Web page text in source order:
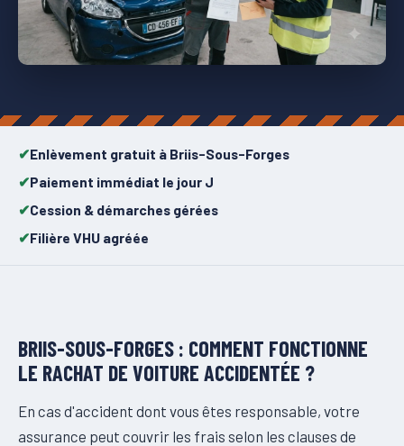
Enlèvement gratuit à Briis-Sous-Forges
Paiement immédiat le jour J
Cession & démarches gérées
Filière VHU agréée
BRIIS-SOUS-FORGES : COMMENT FONCTIONNE
LE RACHAT DE VOITURE ACCIDENTÉE ?
En cas d'accident dont vous êtes responsable, votre
assurance peut couvrir les frais selon les clauses de